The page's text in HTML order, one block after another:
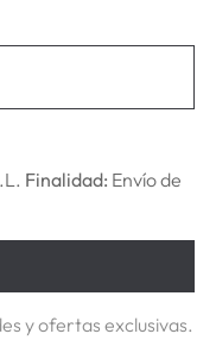
METROPOLIS
Finalidad: Envío de
y ofertas exclusivas.